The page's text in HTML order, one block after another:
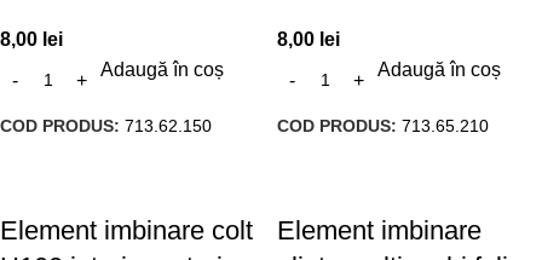
8,00 lei
Adaugă în coș
COD PRODUS: 713.62.150
8,00 lei
Adaugă în coș
COD PRODUS: 713.65.210
Element imbinare colt
Element imbinare